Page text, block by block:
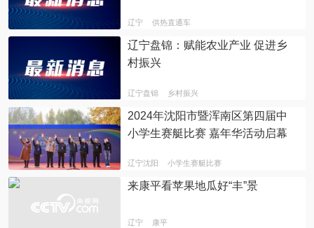
辽宁 供热直通车
辽宁盘锦：赋能农业产业 促进乡
村振兴
辽宁盘锦 乡村振兴
2024年沈阳市暨浑南区第四届中
小学生赛艇比赛 嘉年华活动启幕
辽宁沈阳 小学生赛艇比赛
来康平看苹果地瓜好“丰”景
辽宁 康平